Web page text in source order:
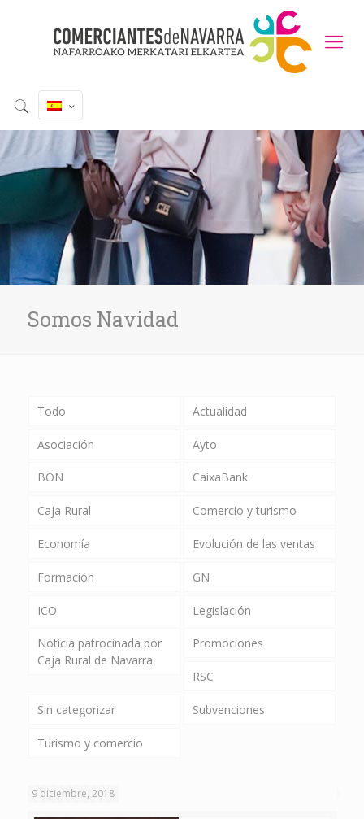
Somos Navidad
Todo Actualidad
Asociación Ayto
BON CaixaBank
Caja Rural Comercio y turismo
Economía Evolución de las ventas
Formación GN
ICO Legislación
Noticia patrocinada por
Caja Rural de Navarra
Promociones
RSC
Sin categorizar Subvenciones
Turismo y comercio
9 diciembre, 2018